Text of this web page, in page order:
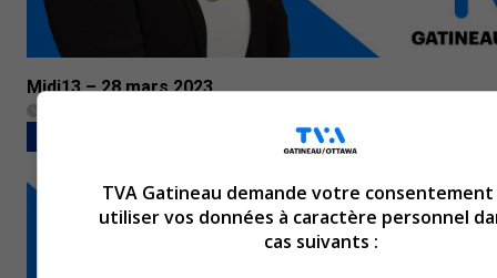
Midi13 – 28 mars 2023
TVA Gatineau demande votre
utiliser vos données à caractère personnel
cas suivants :